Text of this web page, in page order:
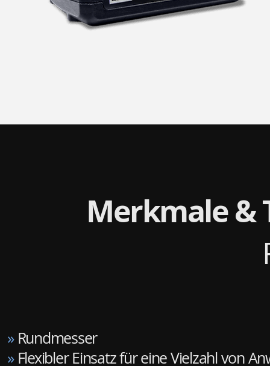
Merkmale &
»Rundmesser
»Flexibler Einsatz für eine Vielzahl von